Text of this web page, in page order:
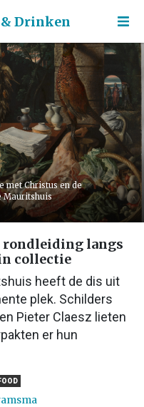
Drinken
met Christus en de
Mauritshuis
langs
collectie
heeft de dis uit
plek. Schilders
Pieter Claesz lieten
er hun